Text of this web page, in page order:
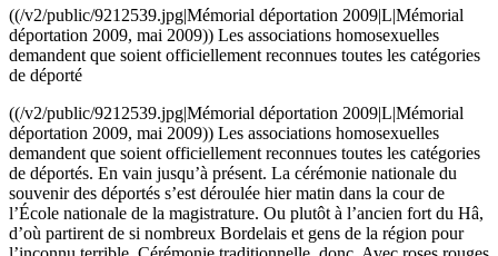
((/v2/public/9212539.jpg|Mémorial déportation 2009|L|Mémorial
déportation 2009, mai 2009)) Les associations homosexuelles
demandent que soient officiellement reconnues toutes les catégories
de déporté
((/v2/public/9212539.jpg|Mémorial déportation 2009|L|Mémorial
déportation 2009, mai 2009)) Les associations homosexuelles
demandent que soient officiellement reconnues toutes les catégories
de déportés. En vain jusqu’à présent. La cérémonie nationale du
souvenir des déportés s’est déroulée hier matin dans la cour de
l’École nationale de la magistrature. Ou plutôt à l’ancien fort du Hâ,
d’où partirent de si nombreux Bordelais et gens de la région pour